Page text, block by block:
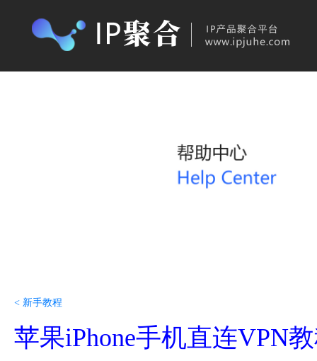
首页 产品购买 IP城
< 新手教程
苹果iPhone手机直连VPN